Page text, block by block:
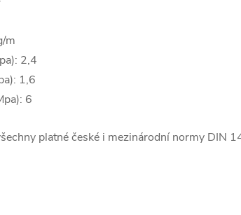
m
2,4
1,6
6
platné české i mezinárodní normy DIN